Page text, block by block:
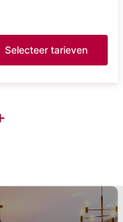
Selecteer tarieven